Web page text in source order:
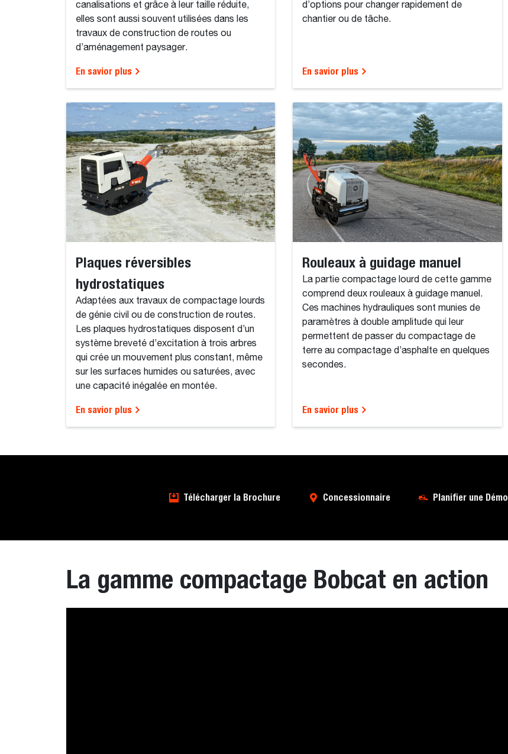
canalisations et grâce à leur taille réduite,
elles sont aussi souvent utilisées dans les
travaux de construction de routes ou
d’aménagement paysager.
En savior plus
d’options pour changer rapidement de
chantier ou de tâche.
En savior plus
Plaques réversibles
hydrostatiques
Adaptées aux travaux de compactage lourds
de génie civil ou de construction de routes.
Les plaques hydrostatiques disposent d’un
système breveté d’excitation à trois arbres
qui crée un mouvement plus constant, même
sur les surfaces humides ou saturées, avec
une capacité inégalée en montée.
En savior plus
Rouleaux à guidage manuel
La partie compactage lourd de cette gamme
comprend deux rouleaux à guidage manuel.
Ces machines hydrauliques sont munies de
paramètres à double amplitude qui leur
permettent de passer du compactage de
terre au compactage d’asphalte en quelques
secondes.
En savior plus
Télécharger la Brochure Concessionnaire Planifier une Démo
La gamme compactage Bobcat en action